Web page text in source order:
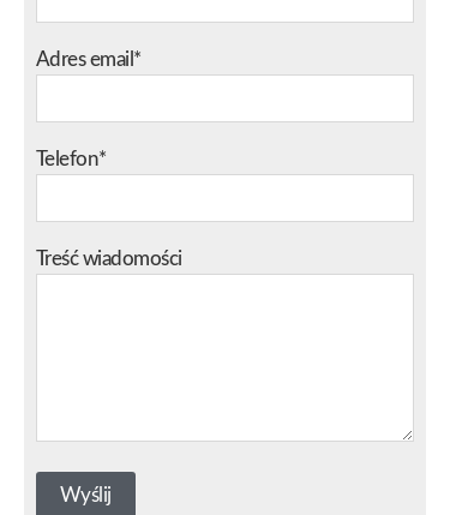
Adres email*
Telefon*
Treść wiadomości